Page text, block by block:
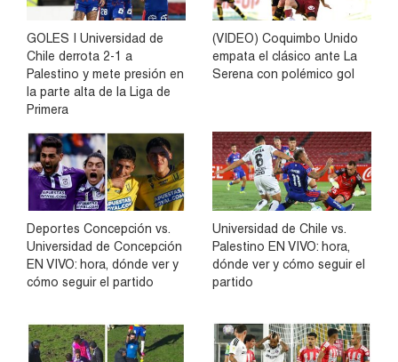
GOLES | Universidad de
Chile derrota 2-1 a
Palestino y mete presión en
la parte alta de la Liga de
Primera
(VIDEO) Coquimbo Unido
empata el clásico ante La
Serena con polémico gol
Deportes Concepción vs.
Universidad de Concepción
EN VIVO: hora, dónde ver y
cómo seguir el partido
Universidad de Chile vs.
Palestino EN VIVO: hora,
dónde ver y cómo seguir el
partido